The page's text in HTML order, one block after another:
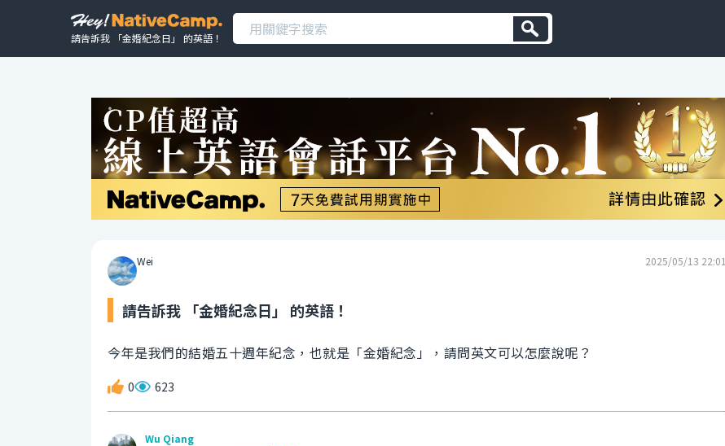
請告訴我 「金婚紀念日」 的英語！
Wei 2025/05/13 22:01
請告訴我 「金婚紀念日」 的英語！
今年是我們的結婚五十週年紀念，也就是「金婚紀念」，請問英文可以怎麼說呢？
0 623
Wu Qiang